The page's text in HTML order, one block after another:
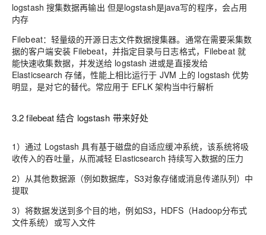
logstash 搜集数据再输出 但是logstash是java写的程序，会占用
内存
Filebeat：轻量级的开源日志文件数据搜集器。通常在需要采集数
据的客户端安装 Filebeat，并指定目录与日志格式，Filebeat 就
能快速收集数据，并发送给 logstash 进或是直接发给
Elasticsearch 存储，性能上相比运行于 JVM 上的 logstash 优势
明显，是对它的替代。常应用于 EFLK 架构当中行解析
3.2 filebeat 结合 logstash 带来好处
1）通过 Logstash 具有基于磁盘的自适应缓冲系统，该系统将吸
收传入的吞吐量，从而减轻 Elasticsearch 持续写入数据的压力
2）从其他数据源（例如数据库，S3对象存储或消息传递队列）中
提取
3）将数据发送到多个目的地，例如S3，HDFS（Hadoop分布式
文件系统）或写入文件